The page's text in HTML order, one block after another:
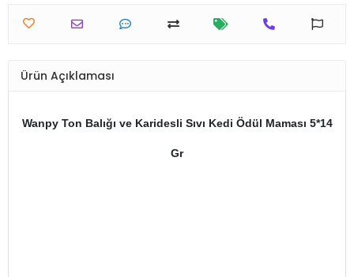
Ürün Açıklaması
Wanpy Ton Balığı ve Karidesli Sıvı Kedi Ödül Maması 5*14
Gr